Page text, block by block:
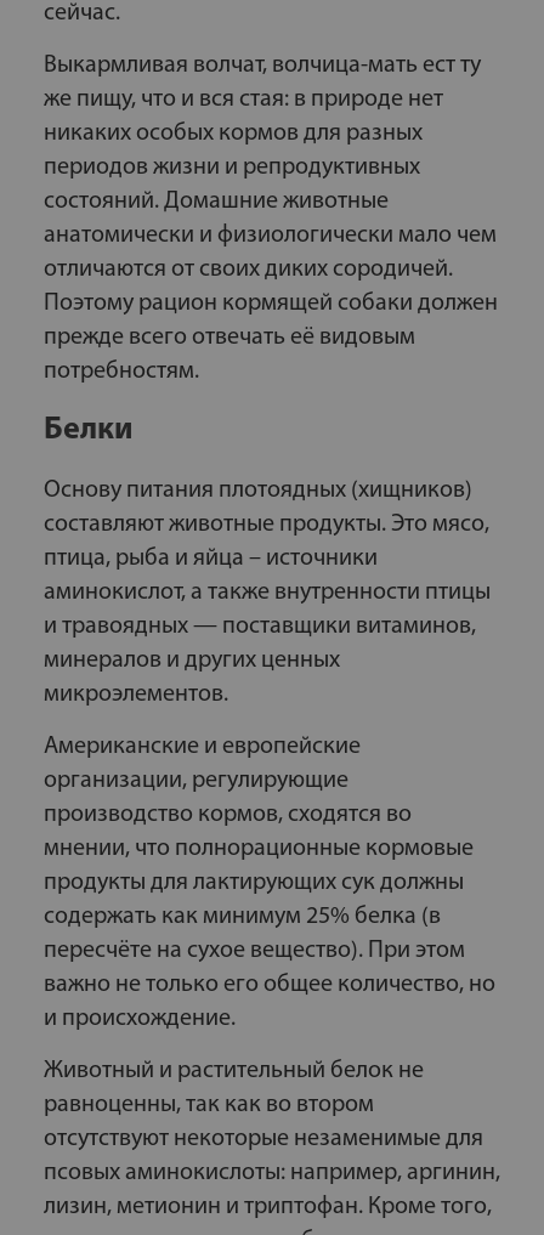
сейчас.
Выкармливая волчат, волчица-мать ест ту
же пищу, что и вся стая: в природе нет
никаких особых кормов для разных
периодов жизни и репродуктивных
состояний. Домашние животные
анатомически и физиологически мало чем
отличаются от своих диких сородичей.
Поэтому рацион кормящей собаки должен
прежде всего отвечать её видовым
потребностям.
Белки
Основу питания плотоядных (хищников)
составляют животные продукты. Это мясо,
птица, рыба и яйца – источники
аминокислот, а также внутренности птицы
и травоядных — поставщики витаминов,
минералов и других ценных
микроэлементов.
Американские и европейские
организации, регулирующие
производство кормов, сходятся во
мнении, что полнорационные кормовые
продукты для лактирующих сук должны
содержать как минимум 25% белка (в
пересчёте на сухое вещество). При этом
важно не только его общее количество, но
и происхождение.
Животный и растительный белок не
равноценны, так как во втором
отсутствуют некоторые незаменимые для
псовых аминокислоты: например, аргинин,
лизин, метионин и триптофан. Кроме того,